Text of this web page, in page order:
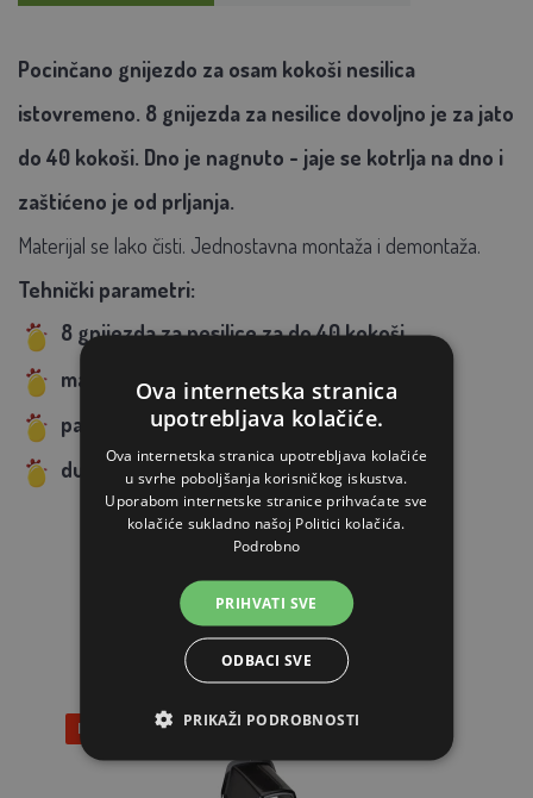
Pocinčano gnijezdo za osam kokoši nesilica
istovremeno. 8 gnijezda za nesilice dovoljno je za jato
do 40 kokoši. Dno je nagnuto - jaje se kotrlja na dno i
zaštićeno je od prljanja.
Materijal se lako čisti. Jednostavna montaža i demontaža.
Tehnički parametri:
8 gnijezda za nesilice za do 40 kokoši
materijal: plastika i cink
pakiranje: 1 kom u kartonu
dubina košare 160 mm
POVEZANI ARTIKLI
Popust 5%
Ova internetska stranica
upotrebljava kolačiće.
Ova internetska stranica upotrebljava kolačiće
u svrhe poboljšanja korisničkog iskustva.
Uporabom internetske stranice prihvaćate sve
kolačiće sukladno našoj Politici kolačića.
Podrobno
PRIHVATI SVE
ODBACI SVE
PRIKAŽI PODROBNOSTI